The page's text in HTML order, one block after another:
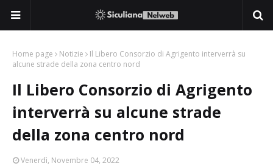
Home page Notizie
Il Libero Consorzio di Agrigento interverrà su
alcune strade della zona centro nord
Il Libero Consorzio di Agrigento
interverrà su alcune strade
della zona centro nord
Venerdì, Novembre 04, 2022